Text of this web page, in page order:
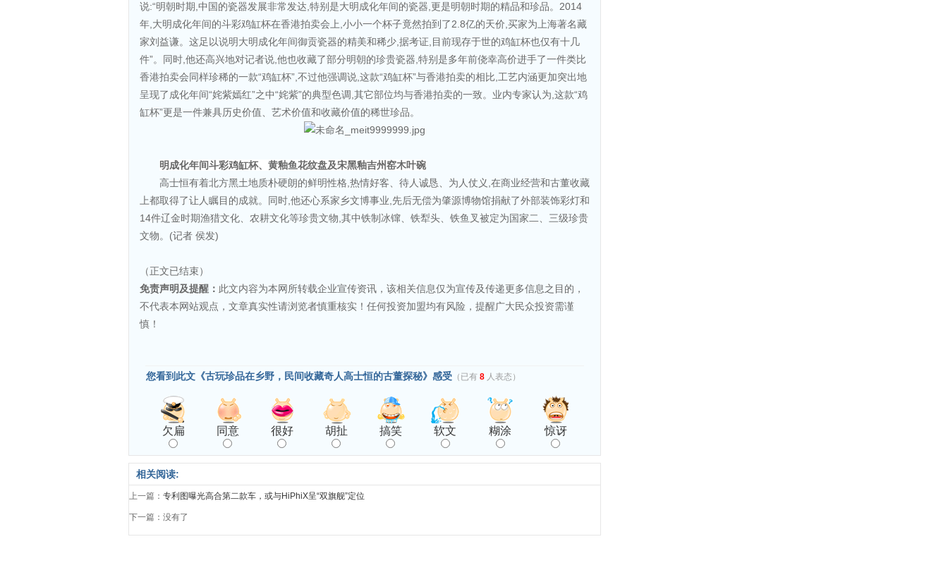
说:“明朝时期,中国的瓷器发展非常发达,特别是大明成化年间的瓷器,更是明朝时期的精品和珍品。2014
年,大明成化年间的斗彩鸡缸杯在香港拍卖会上,小小一个杯子竟然拍到了2.8亿的天价,买家为上海著名藏
家刘益谦。这足以说明大明成化年间御贡瓷器的精美和稀少,据考证,目前现存于世的鸡缸杯也仅有十几
件”。同时,他还高兴地对记者说,他也收藏了部分明朝的珍贵瓷器,特别是多年前侥幸高价进手了一件类比
香港拍卖会同样珍稀的一款“鸡缸杯”,不过他强调说,这款“鸡缸杯”与香港拍卖的相比,工艺内涵更加突出地
呈现了成化年间“姹紫嫣红”之中“姹紫”的典型色调,其它部位均与香港拍卖的一致。业内专家认为,这款“鸡
缸杯”更是一件兼具历史价值、艺术价值和收藏价值的稀世珍品。
明成化年间斗彩鸡缸杯、黄釉鱼花纹盘及宋黑釉吉州窑木叶碗
高士恒有着北方黑土地质朴硬朗的鲜明性格,热情好客、待人诚恳、为人仗义,在商业经营和古董收藏
上都取得了让人瞩目的成就。同时,他还心系家乡文博事业,先后无偿为肇源博物馆捐献了外部装饰彩灯和
14件辽金时期渔猎文化、农耕文化等珍贵文物,其中铁制冰镩、铁犁头、铁鱼叉被定为国家二、三级珍贵
文物。(记者 侯发)
（正文已结束）
免责声明及提醒： 此文内容为本网所转载企业宣传资讯，该相关信息仅为宣传及传递更多信息之目的，
不代表本网站观点，文章真实性请浏览者慎重核实！任何投资加盟均有风险，提醒广大民众投资需谨
慎！
您看到此文《古玩珍品在乡野，民间收藏奇人高士恒的古董探秘》感受 （已有 8 人表态）
欠扁 同意 很好 胡扯 搞笑 软文 糊涂 惊讶
相关阅读:
上一篇： 专利图曝光高合第二款车，或与HiPhiX呈“双旗舰”定位
下一篇：没有了